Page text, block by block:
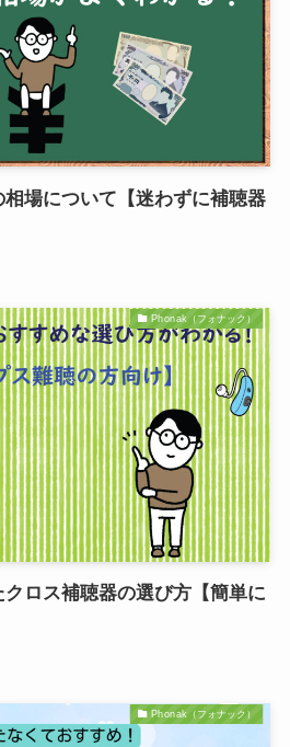
場について【迷わずに補聴器
Phonak（フォナック）
ロス補聴器の選び方【簡単に
Phonak（フォナック）